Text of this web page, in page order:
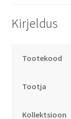
Kirjeldus
Tootekood
Tootja
Kollektsioon